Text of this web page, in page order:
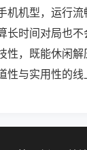
机机型，运行
长时间对局也
性，既能休闲解
性与实用性的线